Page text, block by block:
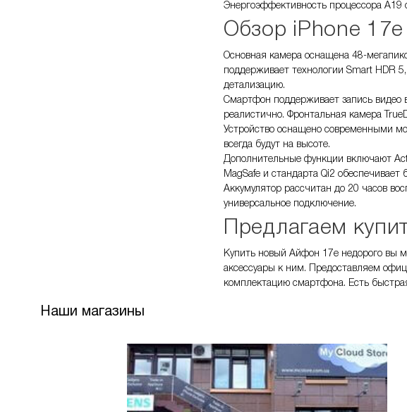
Энергоэффективность процессора A19
Обзор iPhone
Основная камера оснащена 48-
поддерживает технологии Smart HDR
детализацию.
Смартфон поддерживает запись видео
реалистично. Фронтальная камера
Устройство оснащено современными
всегда будут на высоте.
Дополнительные функции включают
MagSafe и стандарта Qi2
Аккумулятор рассчитан до 20 часов
универсальное подключение.
Предлагаем
Купить новый Айфон 17е недорого вы
аксессуары к ним. Предоставляем
комплектацию смартфона. Есть
Наши магазины